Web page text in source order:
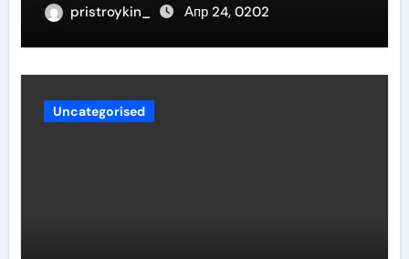
pristroykin_ Апр 24, 0202
Uncategorised